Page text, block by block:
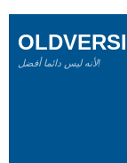
لأنه ليس دائما أفضل!